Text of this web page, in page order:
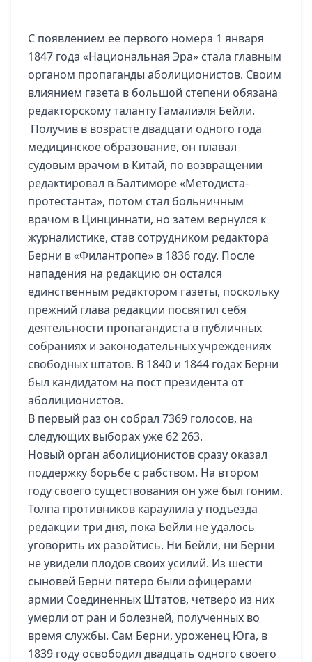
С появлением ее первого номера 1 января
1847 года «Национальная Эра» стала главным
органом пропаганды аболиционистов. Своим
влиянием газета в большой степени обязана
редакторскому таланту Гамалиэля Бейли.
Получив в возрасте двадцати одного года
медицинское образование, он плавал
судовым врачом в Китай, по возвращении
редактировал в Балтиморе «Методиста-
протестанта», потом стал больничным
врачом в Цинциннати, но затем вернулся к
журналистике, став сотрудником редактора
Берни в «Филантропе» в 1836 году. После
нападения на редакцию он остался
единственным редактором газеты, поскольку
прежний глава редакции посвятил себя
деятельности пропагандиста в публичных
собраниях и законодательных учреждениях
свободных штатов. В 1840 и 1844 годах Берни
был кандидатом на пост президента от
аболиционистов.
В первый раз он собрал 7369 голосов, на
следующих выборах уже 62 263.
Новый орган аболиционистов сразу оказал
поддержку борьбе с рабством. На втором
году своего существования он уже был гоним.
Толпа противников караулила у подъезда
редакции три дня, пока Бейли не удалось
уговорить их разойтись. Ни Бейли, ни Берни
не увидели плодов своих усилий. Из шести
сыновей Берни пятеро были офицерами
армии Соединенных Штатов, четверо из них
умерли от ран и болезней, полученных во
время службы. Сам Берни, уроженец Юга, в
1839 году освободил двадцать одного своего